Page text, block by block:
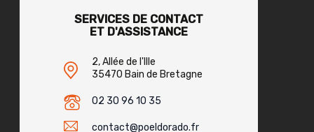
SERVICES DE CONTACT
ET D'ASSISTANCE
2, Allée de l'Ille
35470 Bain de Bretagne
02 30 96 10 35
contact@poeldorado.fr